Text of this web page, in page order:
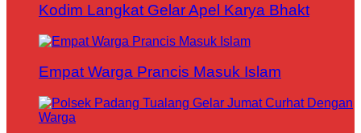
Kodim Langkat Gelar Apel Karya Bhakt
Empat Warga Prancis Masuk Islam